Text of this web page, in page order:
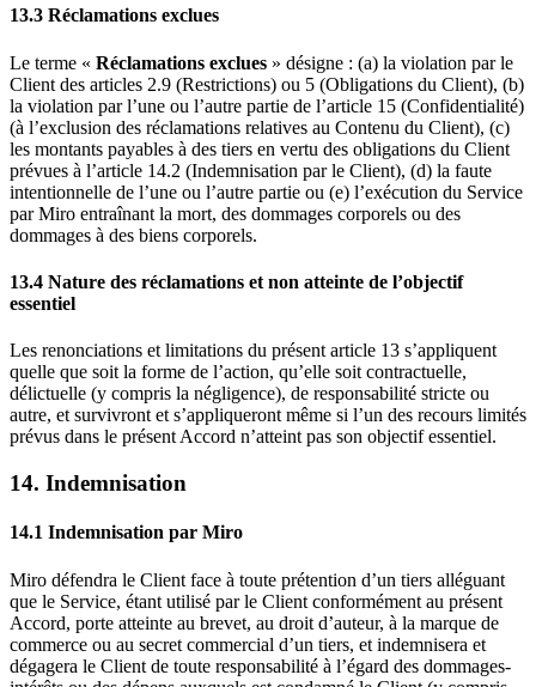
13.3 Réclamations exclues
Le terme « Réclamations exclues » désigne : (a) la violation par le
Client des articles 2.9 (Restrictions) ou 5 (Obligations du Client), (b)
la violation par l’une ou l’autre partie de l’article 15 (Confidentialité)
(à l’exclusion des réclamations relatives au Contenu du Client), (c)
les montants payables à des tiers en vertu des obligations du Client
prévues à l’article 14.2 (Indemnisation par le Client), (d) la faute
intentionnelle de l’une ou l’autre partie ou (e) l’exécution du Service
par Miro entraînant la mort, des dommages corporels ou des
dommages à des biens corporels.
13.4 Nature des réclamations et non atteinte de l’objectif
essentiel
Les renonciations et limitations du présent article 13 s’appliquent
quelle que soit la forme de l’action, qu’elle soit contractuelle,
délictuelle (y compris la négligence), de responsabilité stricte ou
autre, et survivront et s’appliqueront même si l’un des recours limités
prévus dans le présent Accord n’atteint pas son objectif essentiel.
14. Indemnisation
14.1 Indemnisation par Miro
Miro défendra le Client face à toute prétention d’un tiers alléguant
que le Service, étant utilisé par le Client conformément au présent
Accord, porte atteinte au brevet, au droit d’auteur, à la marque de
commerce ou au secret commercial d’un tiers, et indemnisera et
dégagera le Client de toute responsabilité à l’égard des dommages-